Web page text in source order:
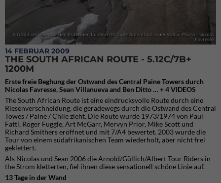
Am 24.1. verließen sie den Erdboden für einen 13 Tages Aufenthalt in der Wand. Photo : Nicolas
Favresse
14 FEBRUAR 2009
THE SOUTH AFRICAN ROUTE - 5.12C/7B+
1200M
Erste freie Beghung der Ostwand des Central Paine Towers durch
Nicolas Favresse, Sean Villanueva and Ben Ditto … + 4 VIDEOS
The South African Route ist eine eindrucksvolle Route durch eine
Riesenverschneidung, die geradewegs durch die Ostwand des Central
Towes / Paine / Chile zieht. Die Route wurde 1973/1974 von Paul
Fatti, Roger Fuggle, Art McGarr, Mervyn Prior, Mike Scott und
Richard Smithers eröffnet und mit 7/A4 bewertet. 2003 wurde die
Tour von einem südafrikanischen Team wiederholt, aber nicht frei
geklettert.
Als Nicolas und Sean 2006 die Arnold/Güllich/Albert Tour Riders in
the Strom kletterten, fiel ihnen diese sensationell schöne Linie auf.
13 Tage in der Wand